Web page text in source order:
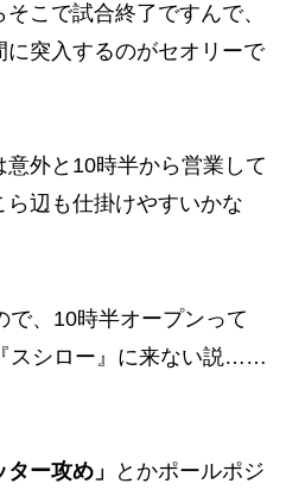
こで試合終了ですんで、
に突入するのがセオリーで
外と10時半から営業して
辺も仕掛けやすいかな
で、10時半オープンって
スシロー』に来ない説……
ター攻め」 とかポールポジ